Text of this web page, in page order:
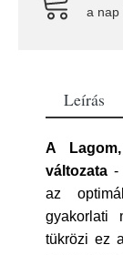
a nap
Leírás
A
változata -
az
gyakorlati
tükrözi ez a